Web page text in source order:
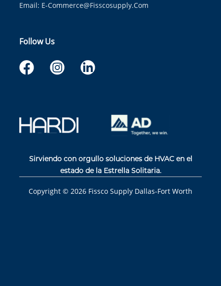
Email: E-Commerce@fisscosupply.com
Follow Us
Sirviendo con orgullo soluciones de HVAC en el
estado de la Estrella Solitaria.
Copyright © 2026 Fissco Supply Dallas-Fort Worth